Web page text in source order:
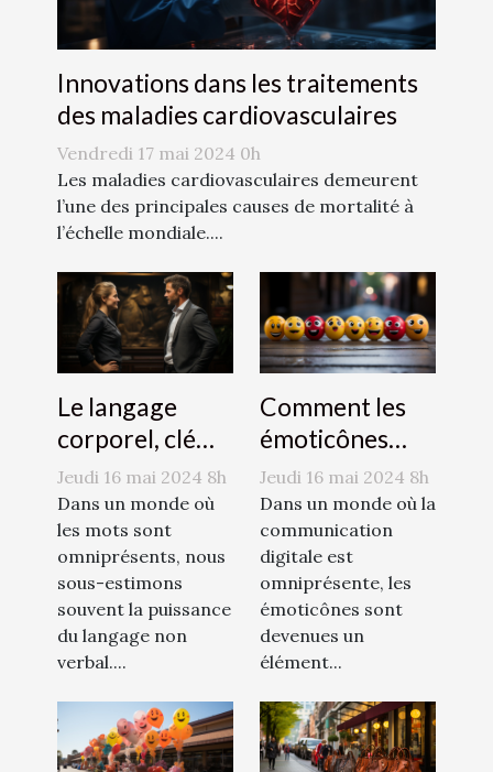
Innovations dans les traitements
des maladies cardiovasculaires
Vendredi 17 mai 2024 0h
Les maladies cardiovasculaires demeurent
l’une des principales causes de mortalité à
l’échelle mondiale....
Le langage
corporel, clé
d'une
communication
efficace
Jeudi 16 mai 2024 8h
Dans un monde où
les mots sont
omniprésents, nous
sous-estimons
souvent la puissance
du langage non
verbal....
Comment les
émoticônes
révolutionnent
la
communication
Jeudi 16 mai 2024 8h
Dans un monde où la
communication
digitale est
omniprésente, les
émoticônes sont
devenues un
élément...